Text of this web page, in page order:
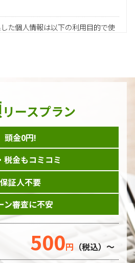
た個人情報は以下の利用目的で使
する協力会社様担当者の識別
用する人事関連システムの運用
利用したアンケート・キャンペーン
査
に関するお問い合わせやご質問、
等のお申し込みなど、当ホームペ
、氏名、連絡先、勤務先等の個人
ェブ等を介して収集致します。
務を委託する場合、個人情報の取
適正な管理・監督をおこないます。
リースプラン
頭金0円!
税金もコミコミ
保証人不要
ン審査に不安
500円 （税込）～